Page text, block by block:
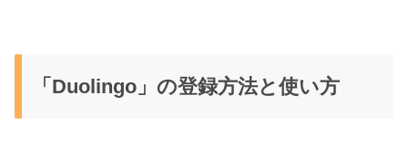
「Duolingo」の登録方法と使い方